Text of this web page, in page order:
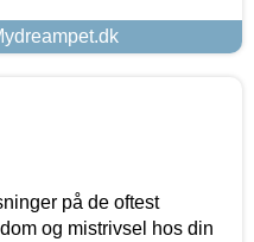
på de oftest
og mistrivsel hos din